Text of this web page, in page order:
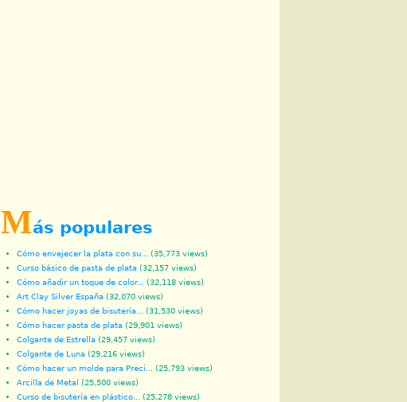
Más populares
Cómo envejecer la plata con su...
(35,773 views)
Curso básico de pasta de plata (32,157 views)
Cómo añadir un toque de color...
(32,118 views)
Art Clay Silver España (32,070 views)
Cómo hacer joyas de bisutería...
(31,530 views)
Cómo hacer pasta de plata (29,901 views)
Colgante de Estrella (29,457 views)
Colgante de Luna (29,216 views)
Cómo hacer un molde para Preci...
(25,793 views)
Arcilla de Metal (25,500 views)
Curso de bisutería en plástico...
(25,278 views)